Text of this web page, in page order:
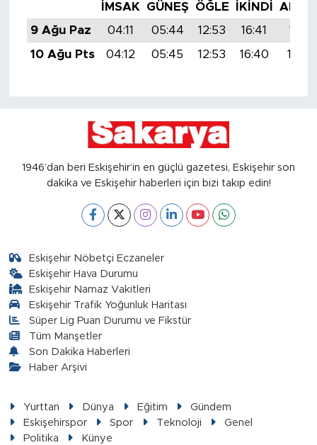
İMSAK GÜNEŞ ÖĞLE İKINDI
9 Ağu Paz
04:11 05:44 12:53 16:41
19:51
10 Ağu Pts
04:12 05:45 12:53 16:40 19:50
1946’dan beri Eskişehir’in en güçlü gazetesi, Eskişehir son
dakika ve Eskişehir haberleri için bizi takip edin!
Eskişehir Nöbetçi Eczaneler
Eskişehir Hava Durumu
Eskişehir Namaz Vakitleri
Eskişehir Trafik Yoğunluk Haritası
Süper Lig Puan Durumu ve Fikstür
Tüm Manşetler
Son Dakika Haberleri
Haber Arşivi
Yurttan Dünya Eğitim
Gündem
Eskişehirspor
Spor Teknoloji
Genel
Politika
Künye